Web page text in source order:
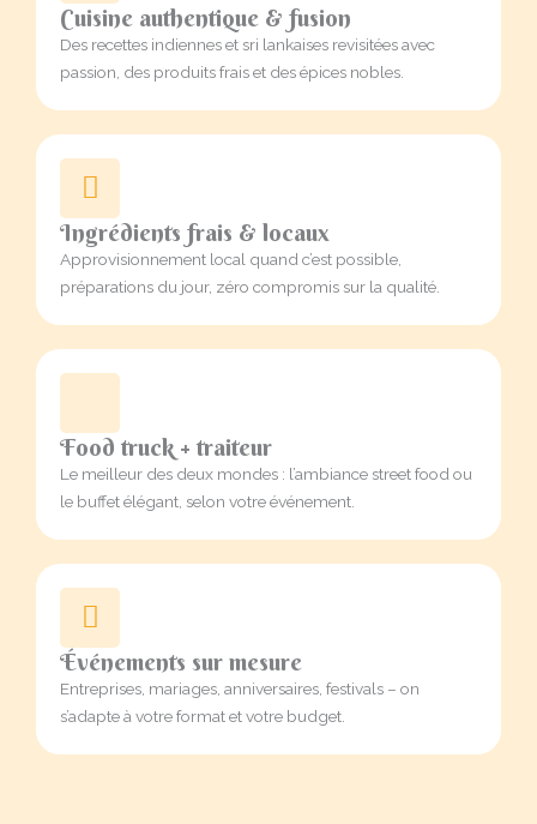
Cuisine authentique & fusion
Des recettes indiennes et sri lankaises revisitées avec
passion, des produits frais et des épices nobles.
Ingrédients frais & locaux
Approvisionnement local quand c’est possible,
préparations du jour, zéro compromis sur la qualité.
Food truck + traiteur
Le meilleur des deux mondes : l’ambiance street food ou
le buffet élégant, selon votre événement.
Événements sur mesure
Entreprises, mariages, anniversaires, festivals – on
s’adapte à votre format et votre budget.